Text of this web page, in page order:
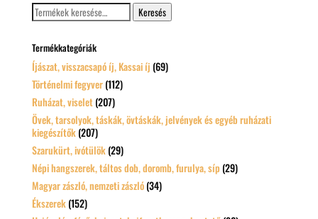
Keresés
a
Keresés
Termékkategóriák
Íjászat, visszacsapó íj, Kassai íj (69)
Történelmi fegyver (112)
Ruházat, viselet (207)
Övek, tarsolyok, táskák, övtáskák, jelvények és egyéb ruházati
kiegészítők (207)
Szarukürt, ivótülök (29)
Népi hangszerek, táltos dob, doromb, furulya, síp (29)
Magyar zászló, nemzeti zászló (34)
Ékszerek (152)